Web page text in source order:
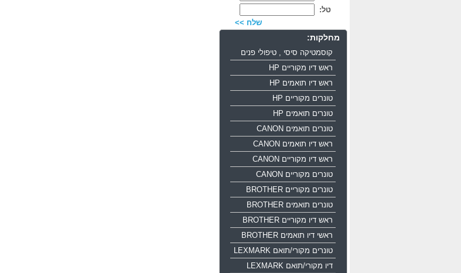
טל:
שלח >>
מחלקות:
קוסמטיקה סיסי , טיפולי פנים
ראש דיו מקוריים HP
ראש דיו תואמים HP
טונרים מקוריים HP
טונרים תואמים HP
טונרים תואמים CANON
ראש דיו תואמים CANON
ראש דיו מקוריים CANON
טונרים מקוריים CANON
טונרים מקוריים BROTHER
טונרים תואמים BROTHER
ראש דיו מקוריים BROTHER
ראשי דיו תואמים BROTHER
טונרים מקורי/תואם LEXMARK
דיו מקורי/תואם LEXMARK